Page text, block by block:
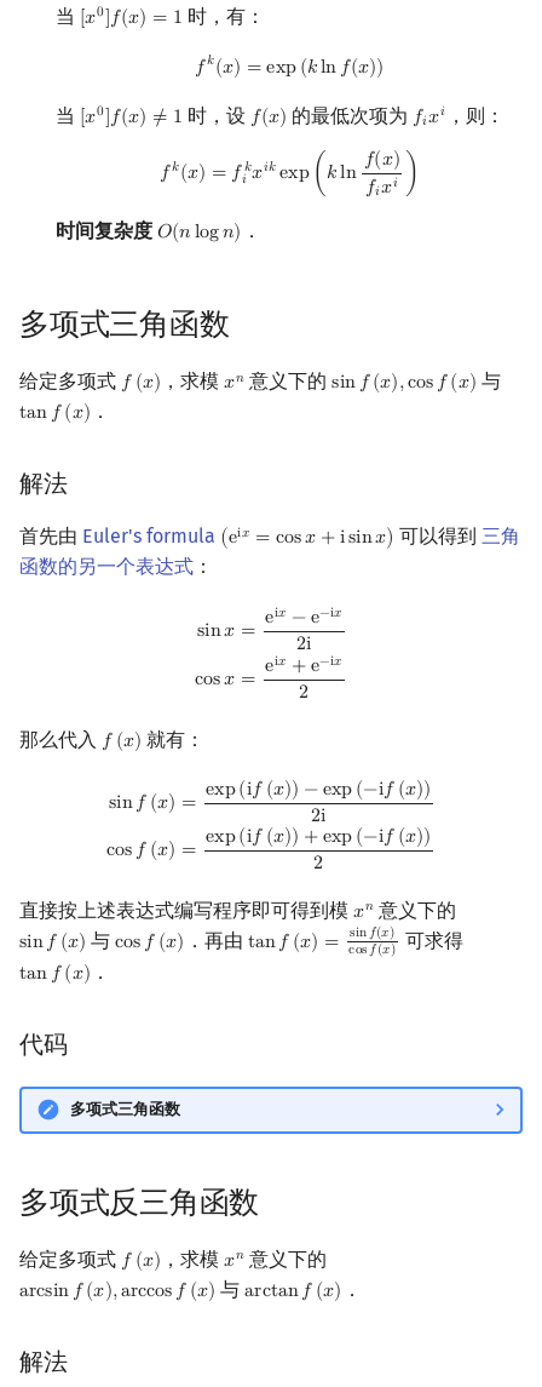
当 [𝑥0]𝑓(𝑥) = 1
[x0]f(x)= 1 时，有：
𝑓𝑘(𝑥) = exp(𝑘ln𝑓(𝑥))
fk(x )= exp(klnf( x))
当 [𝑥0]𝑓(𝑥) ≠ 1
[x0 ]f(x)≠ 1 时，设 𝑓(𝑥)
f(x) 的最低次项为 𝑓𝑖𝑥𝑖
fxi ，则：
𝑓𝑘(𝑥) = 𝑓𝑘
𝑖 𝑥𝑖𝑘 exp ( 𝑘ln 𝑓(𝑥)
𝑓𝑖𝑥𝑖 )
fk (x fkx kexp kln f )fxi)
时间复杂度 𝑂(𝑛log𝑛)
O(nlogn) ．
多项式三角函数
给定多项式 𝑓 (𝑥)
f( x) ，求模𝑥𝑛
xn 意义下的sin𝑓(𝑥),cos𝑓(𝑥)
sin f( x),cosf(x) 与
tan𝑓(𝑥)
tan f( x) ．
解法
首先由 Euler's formula (ei𝑥 = cos𝑥 +isin𝑥)
(eix =cosx+i sinx) 可以得到三角
函数的另一个表达式 ：
sin𝑥 = ei𝑥 −e−i𝑥
2i
cos𝑥 = ei𝑥 +e−i𝑥
2
x 2icosx =eix
那么代入 𝑓 (𝑥)
f( x) 就有：
sin𝑓 (𝑥) = exp(i𝑓 (𝑥)) −exp(−i𝑓 (𝑥))
2i
cos𝑓 (𝑥) = exp(i𝑓 (𝑥)) +exp(−i𝑓 (𝑥))
2
( x )) −exp (−if(x))2icos f(x)=exp(if( x))+
直接按上述表达式编写程序即可得到模 𝑥𝑛
xn 意义下的
sin𝑓 (𝑥)
sinf( x) 与cos𝑓 (𝑥)
cos f( x) ．再由 tan𝑓 (𝑥) = sin𝑓(𝑥)
cos𝑓(𝑥)
tanf( x)=sin (x)cosf (x)
可求得
tan𝑓(𝑥)
tan f( x) ．
代码
多项式三角函数
多项式反三角函数
给定多项式 𝑓 (𝑥)
f( x) ，求模𝑥𝑛
xn 意义下的
arcsin𝑓(𝑥),arccos𝑓 (𝑥)
arcsin f( x),arccosf( x) 与arctan𝑓 (𝑥)
arctanf( x) ．
解法